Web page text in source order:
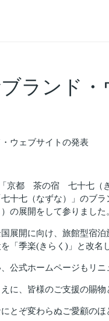
ランド
ウェブサイトの発表
京都 茶の宿 七十七（
十七（なずな）」のブ
）の展開をして参りました。
展開に向け、旅館型宿
「季楽(きらく)」と改名
公式ホームページもリニ
に、皆様のご支援の賜物
とぞ変わらぬご愛顧のほ